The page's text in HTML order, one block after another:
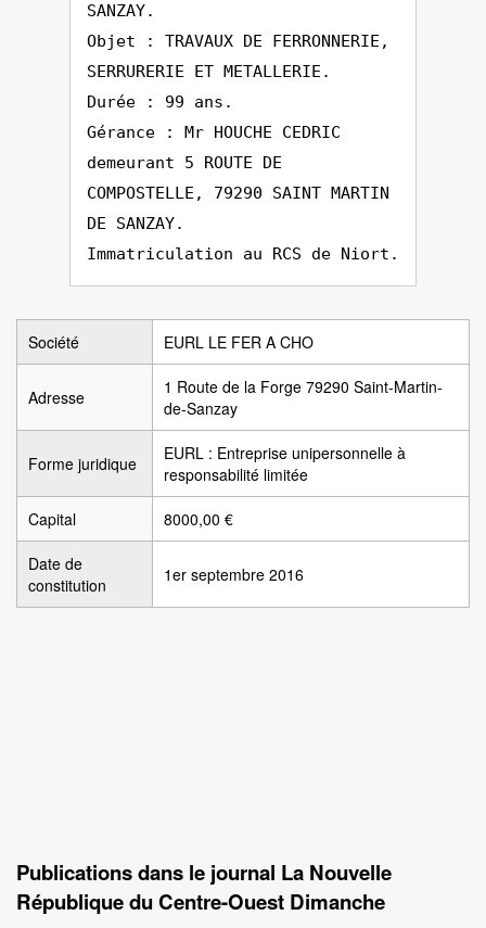
SANZAY.
Objet : TRAVAUX DE FERRONNERIE,
SERRURERIE ET METALLERIE.
Durée : 99 ans.
Gérance : Mr HOUCHE CEDRIC
demeurant 5 ROUTE DE
COMPOSTELLE, 79290 SAINT MARTIN
DE SANZAY.
Immatriculation au RCS de Niort.
Société EURL LE FER A CHO
Adresse
1 Route de la Forge 79290 Saint-Martin-
de-Sanzay
Forme juridique
EURL : Entreprise unipersonnelle à
responsabilité limitée
Capital 8000,00 €
Date de
constitution
1er septembre 2016
Publications dans le journal La Nouvelle
République du Centre-Ouest Dimanche